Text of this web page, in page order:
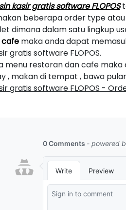
kasir gratis software FLOPOS
beberapa order type
dimana dalam satu lingkup
maka anda dapat
gratis software FLOPOS.
menu restoran dan cafe
, makan di tempat , bawa
gratis software FLOPOS -